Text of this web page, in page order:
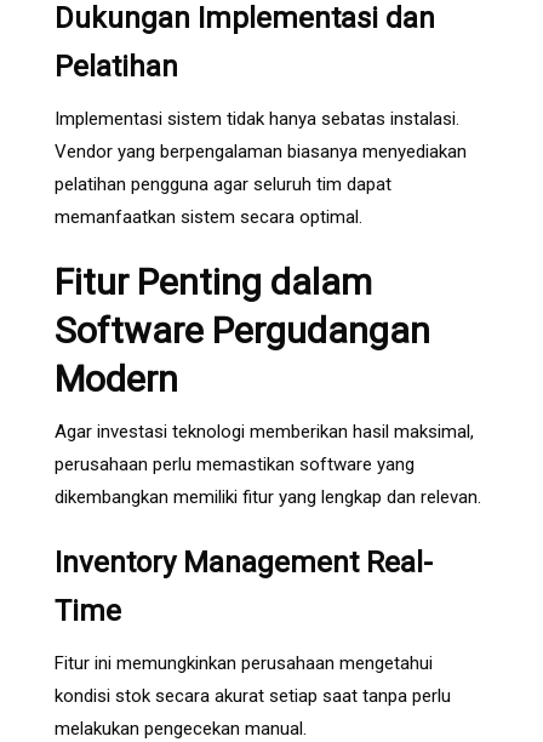
Dukungan Implementasi dan
Pelatihan
Implementasi sistem tidak hanya sebatas instalasi.
Vendor yang berpengalaman biasanya menyediakan
pelatihan pengguna agar seluruh tim dapat
memanfaatkan sistem secara optimal.
Fitur Penting dalam
Software Pergudangan
Modern
Agar investasi teknologi memberikan hasil maksimal,
perusahaan perlu memastikan software yang
dikembangkan memiliki fitur yang lengkap dan relevan.
Inventory Management Real-
Time
Fitur ini memungkinkan perusahaan mengetahui
kondisi stok secara akurat setiap saat tanpa perlu
melakukan pengecekan manual.